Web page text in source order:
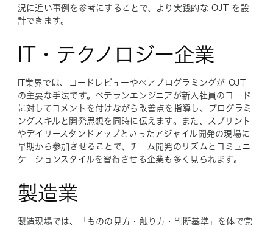
況に近い事例を参考にすることで、より実践的な OJT を設
計できます。
IT・テクノロジー企業
IT業界では、コードレビューやペアプログラミングが OJT
の主要な手法です。ベテランエンジニアが新入社員のコード
に対してコメントを付けながら改善点を指導し、プログラミ
ングスキルと開発思想を同時に伝えます。また、スプリント
やデイリースタンドアップといったアジャイル開発の現場に
早期から参加させることで、チーム開発のリズムとコミュニ
ケーションスタイルを習得させる企業も多く見られます。
製造業
製造現場では、「ものの見方・触り方・判断基準」を体で覚